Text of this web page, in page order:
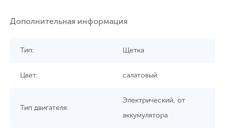
Дополнительная информация
Тип: Щетка
Цвет: салатовый
Тип двигателя:
Электрический, от
аккумулятора